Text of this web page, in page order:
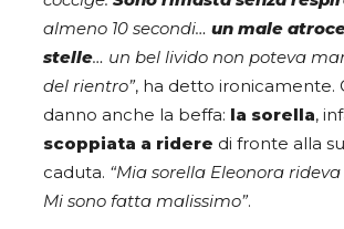
almeno 10 secondi… un male
stelle… un bel livido non poteva
del rientro”, ha detto ironicamente.
danno anche la beffa: la sorella,
scoppiata a ridere di fronte alla
caduta. “Mia sorella Eleonora
Mi sono fatta malissimo”.